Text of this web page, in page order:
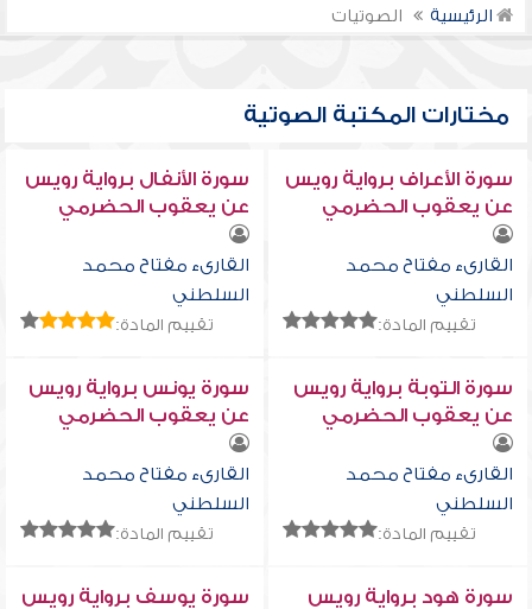
الرئيسية الصوتيات
مختارات المكتبة الصوتية
سورة الأعراف برواية رويس
عن يعقوب الحضرمي
القارىء مفتاح محمد
السلطني
تقييم المادة:
سورة الأنفال برواية رويس
عن يعقوب الحضرمي
القارىء مفتاح محمد
السلطني
تقييم المادة:
سورة التوبة برواية رويس
عن يعقوب الحضرمي
القارىء مفتاح محمد
السلطني
تقييم المادة:
سورة يونس برواية رويس
عن يعقوب الحضرمي
القارىء مفتاح محمد
السلطني
تقييم المادة:
سورة هود برواية رويس
سورة يوسف برواية رويس